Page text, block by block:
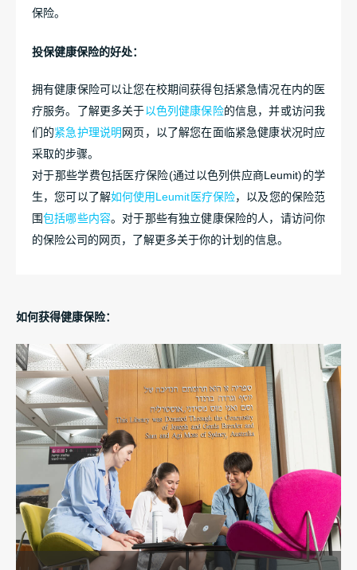
保险。
投保健康保险的好处：
拥有健康保险可以让您在校期间获得包括紧急情况在内的医
疗服务。了解更多关于以色列健康保险的信息，并或访问我
们的紧急护理说明 网页，以了解您在面临紧急健康状况时应
采取的步骤。
对于那些学费包括医疗保险(通过以色列供应商Leumit)的学
生，您可以了解如何使用Leumit医疗保险，以及您的保险范
围包括哪些内容。对于那些有独立健康保险的人，请访问你
的保险公司的网页，了解更多关于你的计划的信息。
如何获得健康保险：